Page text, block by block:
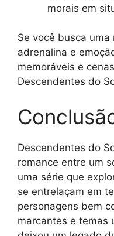
morais em
Se você busca
adrenalina e
memoráveis e
Descendentes do
Descendentes do
romance entre um
uma série que
se entrelaçam em
personagens bem
marcantes e temas